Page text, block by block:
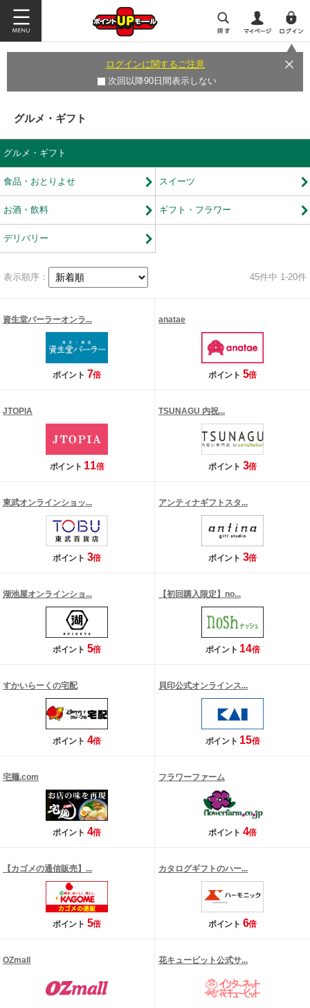
ログインに関するご注意
次回以降90日間表示しない
グルメ・ギフト
グルメ・ギフト
食品・おとりよせ スイーツ
お酒・飲料 ギフト・フラワー
デリバリー
表示順序： 45件中 1-20件
資生堂パーラーオンラ...
ポイント 7倍
anatae
ポイント 5倍
JTOPIA
ポイント 11倍
TSUNAGU 内祝...
ポイント 3倍
東武オンラインショッ...
ポイント 3倍
アンティナギフトスタ...
ポイント 3倍
湖池屋オンラインショ...
ポイント 5倍
【初回購入限定】no...
ポイント 14倍
すかいらーくの宅配
ポイント 4倍
貝印公式オンラインス...
ポイント 15倍
宅麺.com
ポイント 4倍
フラワーファーム
ポイント 4倍
【カゴメの通信販売】...
ポイント 5倍
カタログギフトのハー...
ポイント 6倍
OZmall 花キューピット公式サ...